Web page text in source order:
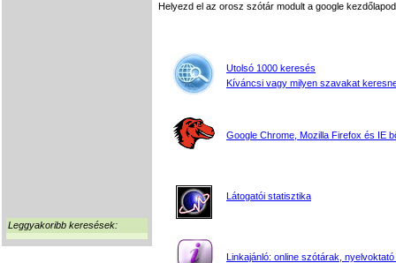
Leggyakoribb keresések:
Helyezd el az orosz szótár modult a google
Utolsó 1000 keresés
Kíváncsi vagy milyen szavakat
Google Chrome, Mozilla Firefox és IE
Látogatói statisztika
Linkajánló: online szótárak, nyelvoktató